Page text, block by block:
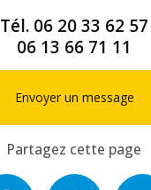
Tél. 06 20 33 62 57
06 13 66 71 11
Envoyer un message
Partagez cette page
Facebook